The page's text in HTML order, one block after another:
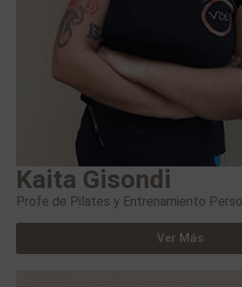
Kaita Gisondi
Profe de Pilates y Entrenamiento
Ver Más